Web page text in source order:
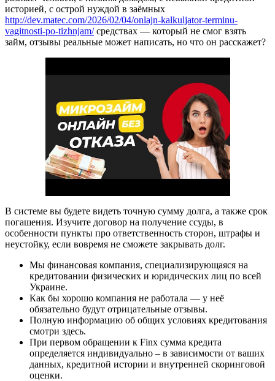
историей, с острой нуждой в заёмных
http://dev.matec.com/2026/02/04/onlajn-kalkuljator-terminu-
vagitnosti-po-tizhnjam/средствах — который не смог взять
займ, отзывы реальные может написать, но что он расскажет?
В системе вы будете видеть точную сумму долга, а также срок
погашения. Изучите договор на получение ссуды, в
особенности пункты про ответственность сторон, штрафы и
неустойку, если вовремя не сможете закрывать долг.
Мы финансовая компания, специализирующаяся на
кредитовании физических и юридических лиц по всей
Украине.
Как бы хорошо компания не работала — у неё
обязательно будут отрицательные отзывы.
Полную информацию об общих условиях кредитования
смотри здесь.
При первом обращении к Finx сумма кредита
определяется индивидуально – в зависимости от ваших
данных, кредитной истории и внутренней скоринговой
оценки.